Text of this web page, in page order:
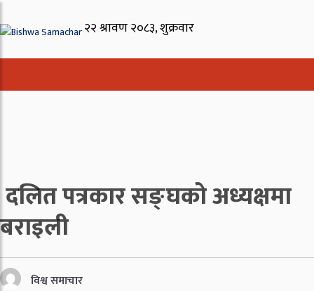
दलित पत्रकार सङ्घको अध्यक्षमा
बराइली
विश्व समाचार